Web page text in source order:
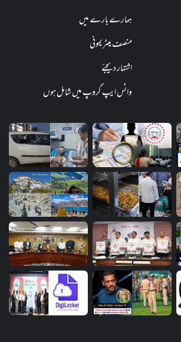
ہمارے بارے میں
منصف میٹریمونی
اشتہار دیجئے
واٹس ایپ گروپ میں شامل ہوں